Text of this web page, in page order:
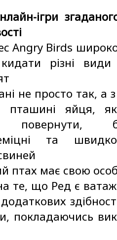
ігри
Angry Birds
різні види
не просто так, а
пташині яйця,
повернути,
та
птах має свою
те, що Ред є
покладаючись